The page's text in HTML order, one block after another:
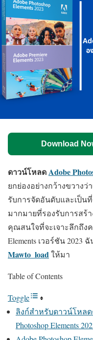
Download
ดาวน์โหลดAdobe
ยกย่องอย่างกว้างขวาง
รับการจัดอันดับและเป็น
มากมายที่รองรับการสร้
คุณสนใจที่จะเจาะลึกถึงค
Elements เวอร์ชัน
Mawto_loadให้มา
Table of Contents
Toggle
ลิงก์สำหรับดาวน์โหล
Photoshop Elements